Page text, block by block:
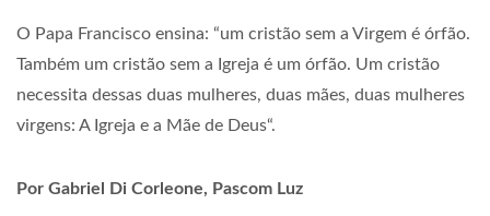
O Papa Francisco ensina: “um cristão sem a Virgem é órfão.
Também um cristão sem a Igreja é um órfão. Um cristão
necessita dessas duas mulheres, duas mães, duas mulheres
virgens: A Igreja e a Mãe de Deus“.
Por Gabriel Di Corleone, Pascom Luz